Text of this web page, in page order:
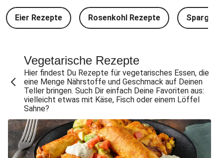
Eier Rezepte Rosenkohl Rezepte Spargel
Vegetarische Rezepte
Hier findest Du Rezepte für vegetarisches Essen, die
eine Menge Nährstoffe und Geschmack auf Deinen
Teller bringen. Such Dir einfach Deine Favoriten aus:
vielleicht etwas mit Käse, Fisch oder einem Löffel
Sahne?